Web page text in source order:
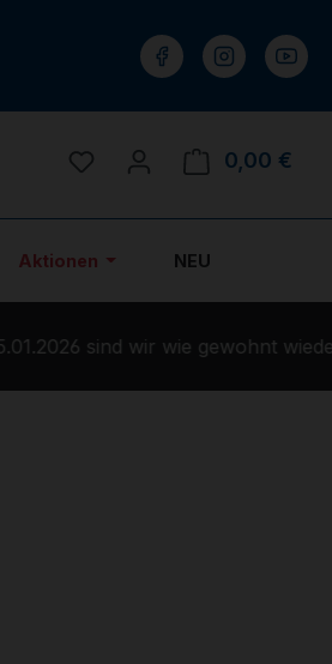
Du hast 0 Produkte auf
0,00 €
Aktionen NEU
sind wir wie gewohnt